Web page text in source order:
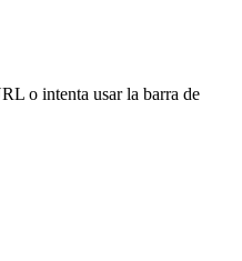
o intenta usar la barra de